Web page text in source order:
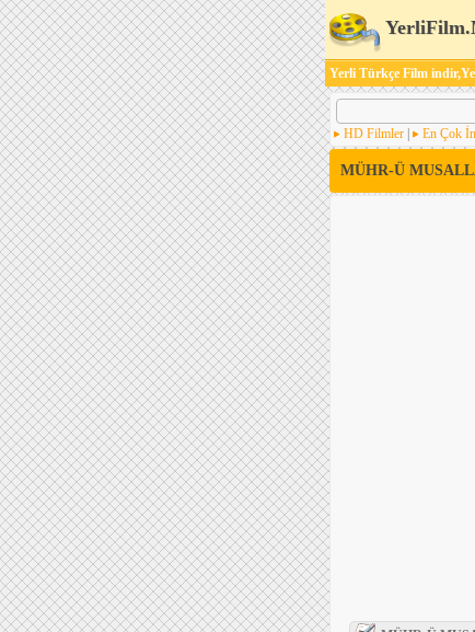
Yerli Türkçe Film
HD Filmler En Çok
MÜHR-Ü